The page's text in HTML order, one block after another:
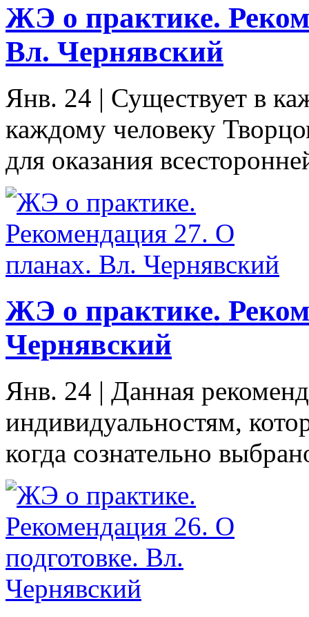
ЖЭ о практике.
Вл. Чернявский
Янв. 24 | Существует в
каждому человеку
для оказания
ЖЭ о практике.
Чернявский
Янв. 24 | Данная
индивидуальностям,
когда сознательно